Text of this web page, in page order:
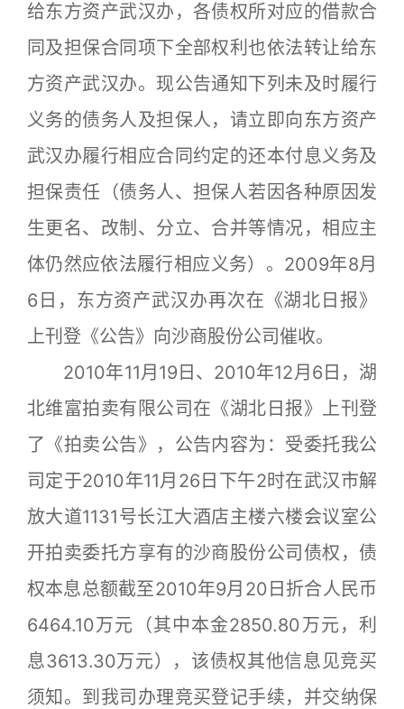
给东方资产武汉办，各债权所对应的借款合
同及担保合同项下全部权利也依法转让给东
方资产武汉办。现公告通知下列未及时履行
义务的债务人及担保人，请立即向东方资产
武汉办履行相应合同约定的还本付息义务及
担保责任（债务人、担保人若因各种原因发
生更名、改制、分立、合并等情况，相应主
体仍然应依法履行相应义务）。2009年8月
6日，东方资产武汉办再次在《湖北日报》
上刊登《公告》向沙商股份公司催收。
2010年11月19日、2010年12月6日，湖
北维富拍卖有限公司在《湖北日报》上刊登
了《拍卖公告》，公告内容为：受委托我公
司定于2010年11月26日下午2时在武汉市解
放大道1131号长江大酒店主楼六楼会议室公
开拍卖委托方享有的沙商股份公司债权，债
权本息总额截至2010年9月20日折合人民币
6464.10万元（其中本金2850.80万元，利
息3613.30万元），该债权其他信息见竞买
须知。到我司办理竞买登记手续，并交纳保